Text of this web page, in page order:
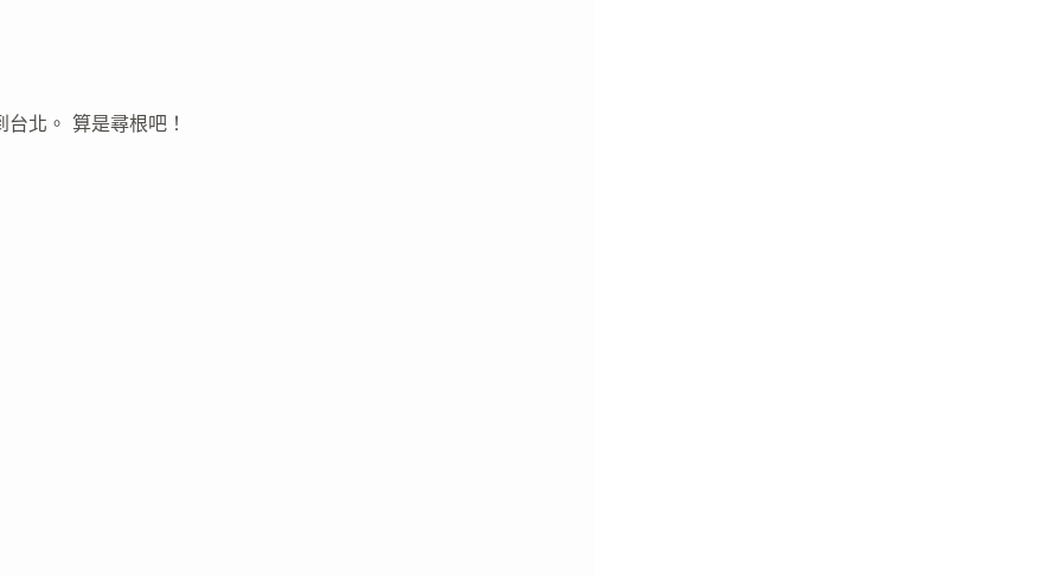
北。 算是尋根吧！